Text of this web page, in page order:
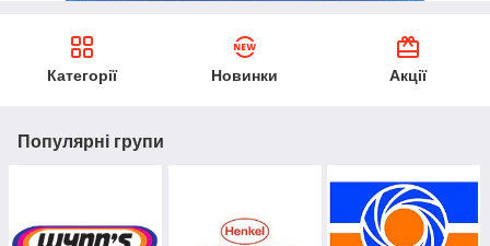
Категорії Новинки Акції
Популярні групи